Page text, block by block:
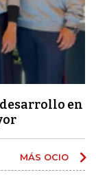
en
MÁS OCIO